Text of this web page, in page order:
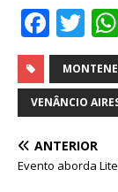
F
a
c
e
b
o
T
w
it
te
r
VENÂNCIO
ANTERIOR
Evento aborda